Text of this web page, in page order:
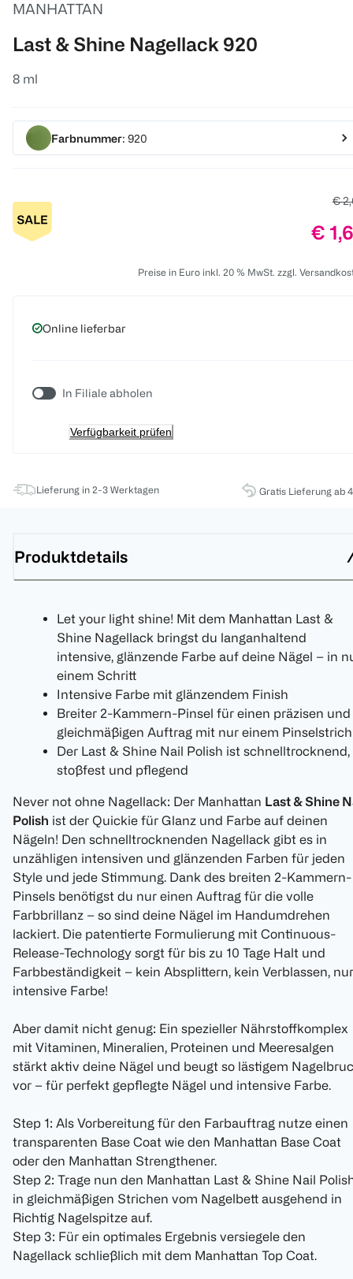
MANHATTAN
Last & Shine Nagellack 920
8 ml
Farbnummer: 920
€
€
Preise in Euro inkl. 20 % MwSt. zzgl.
Online lieferbar
In Filiale abholen
Verfügbarkeit prüfen
Lieferung in 2-3 Werktagen Gratis Lieferung ab
Produktdetails
Let your light shine! Mit dem Manhattan Last &
Shine Nagellack bringst du langanhaltend
intensive, glänzende Farbe auf deine Nägel – in
einem Schritt
Intensive Farbe mit glänzendem Finish
Breiter 2-Kammern-Pinsel für einen präzisen und
gleichmäßigen Auftrag mit nur einem Pinselstrich
Der Last & Shine Nail Polish ist schnelltrocknend,
stoßfest und pflegend
Never not ohne Nagellack: Der Manhattan Last & Shine
Polish ist der Quickie für Glanz und Farbe auf deinen
Nägeln! Den schnelltrocknenden Nagellack gibt es in
unzähligen intensiven und glänzenden Farben für jeden
Style und jede Stimmung. Dank des breiten 2-Kammern-
Pinsels benötigst du nur einen Auftrag für die volle
Farbbrillanz – so sind deine Nägel im Handumdrehen
lackiert. Die patentierte Formulierung mit Continuous-
Release-Technology sorgt für bis zu 10 Tage Halt und
Farbbeständigkeit – kein Absplittern, kein Verblassen, nur
intensive Farbe!
Aber damit nicht genug: Ein spezieller Nährstoffkomplex
mit Vitaminen, Mineralien, Proteinen und Meeresalgen
stärkt aktiv deine Nägel und beugt so lästigem
vor – für perfekt gepflegte Nägel und intensive Farbe.
Step 1: Als Vorbereitung für den Farbauftrag nutze einen
transparenten Base Coat wie den Manhattan Base Coat
oder den Manhattan Strengthener.
Step 2: Trage nun den Manhattan Last & Shine Nail
in gleichmäßigen Strichen vom Nagelbett ausgehend in
Richtig Nagelspitze auf.
Step 3: Für ein optimales Ergebnis versiegele den
Nagellack schließlich mit dem Manhattan Top Coat.